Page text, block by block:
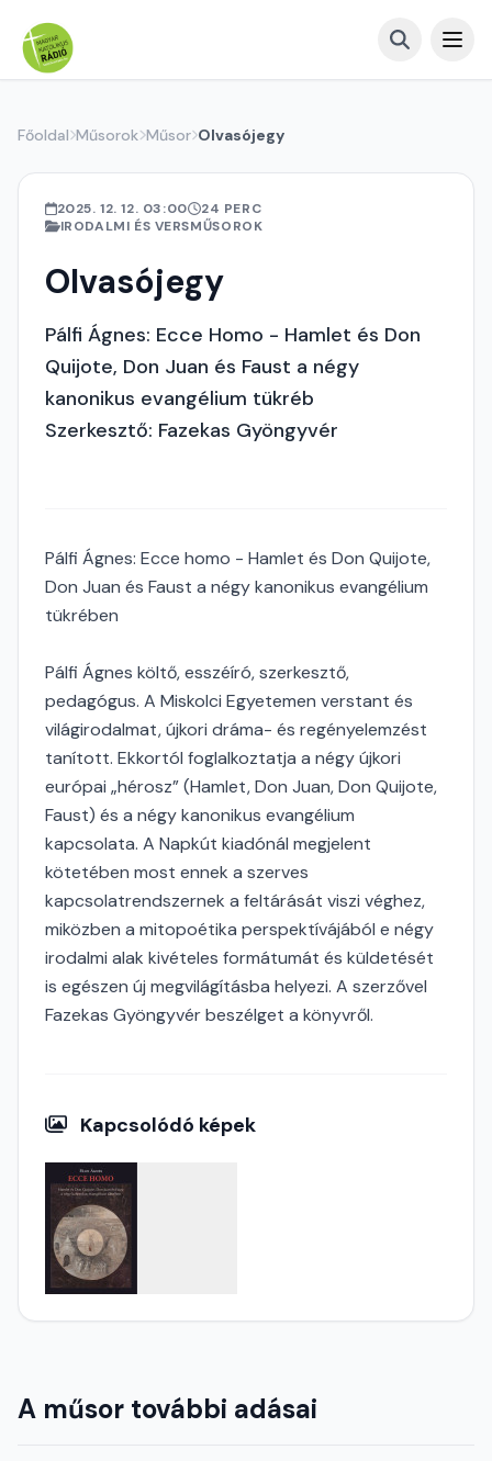
Főoldal Műsorok Műsor Olvasójegy
2025. 12. 12. 03:00
24 PERC
IRODALMI ÉS VERSMŰSOROK
Olvasójegy
Pálfi Ágnes: Ecce Homo - Hamlet és Don
Quijote, Don Juan és Faust a négy
kanonikus evangélium tükréb
Szerkesztő: Fazekas Gyöngyvér
Pálfi Ágnes: Ecce homo - Hamlet és Don Quijote,
Don Juan és Faust a négy kanonikus evangélium
tükrében
Pálfi Ágnes költő, esszéíró, szerkesztő,
pedagógus. A Miskolci Egyetemen verstant és
világirodalmat, újkori dráma- és regényelemzést
tanított. Ekkortól foglalkoztatja a négy újkori
európai „hérosz” (Hamlet, Don Juan, Don Quijote,
Faust) és a négy kanonikus evangélium
kapcsolata. A Napkút kiadónál megjelent
kötetében most ennek a szerves
kapcsolatrendszernek a feltárását viszi véghez,
miközben a mitopoétika perspektívájából e négy
irodalmi alak kivételes formátumát és küldetését
is egészen új megvilágításba helyezi. A szerzővel
Fazekas Gyöngyvér beszélget a könyvről.
Kapcsolódó képek
A műsor további adásai